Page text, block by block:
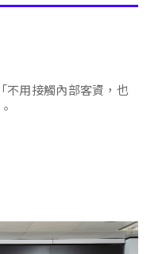
不用接觸內部客資，也